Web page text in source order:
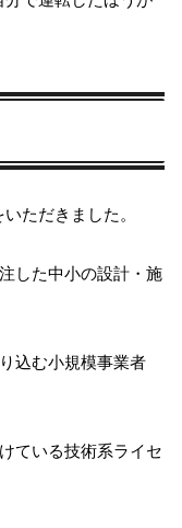
ただきました。
した中小の設計・施
込む小規模事業者
ている技術系ライセ